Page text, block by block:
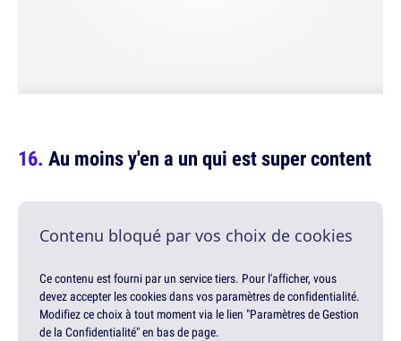
Au moins y'en a un qui est super content
Contenu bloqué par vos choix de cookies
Ce contenu est fourni par un service tiers. Pour l'afficher, vous
devez accepter les cookies dans vos paramètres de confidentialité.
Modifiez ce choix à tout moment via le lien "Paramètres de Gestion
de la Confidentialité" en bas de page.